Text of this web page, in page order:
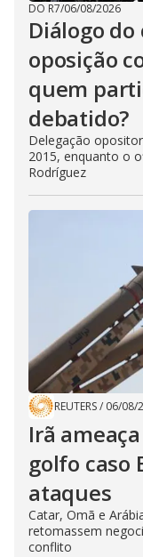
DO R7/06/08/2026
Diálogo
oposição
quem
debatido?
Delegação
2015, enquanto o
Rodríguez
REUTERS/ 06/08/
Irã
golfo caso
ataques
Catar, Omã e
retomassem
conflito